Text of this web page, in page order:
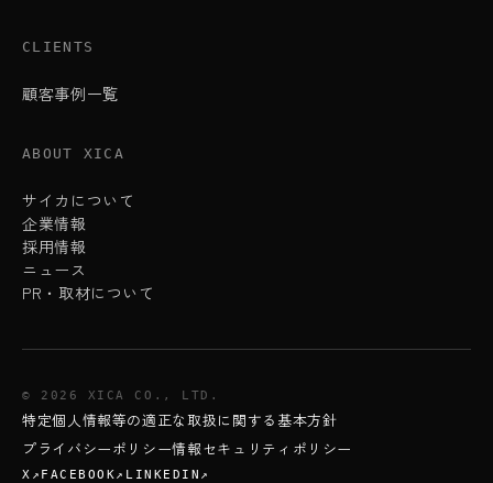
CLIENTS
顧客事例一覧
ABOUT XICA
サイカについて
企業情報
採用情報
ニュース
PR・取材について
© 2026 XICA CO., LTD.
特定個人情報等の適正な取扱に関する基本方針
プライバシーポリシー情報セキュリティポリシー
X↗ FACEBOOK↗ LINKEDIN↗